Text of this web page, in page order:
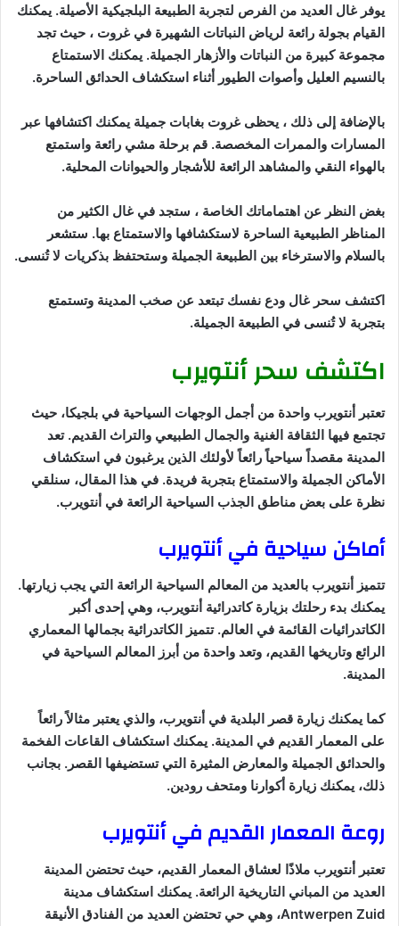
يوفر غال العديد من الفرص لتجربة الطبيعة البلجيكية الأصيلة. يمكنك
القيام بجولة رائعة لرياض النباتات الشهيرة في غروت ، حيث تجد
مجموعة كبيرة من النباتات والأزهار الجميلة. يمكنك الاستمتاع
بالنسيم العليل وأصوات الطيور أثناء استكشاف الحدائق الساحرة.
بالإضافة إلى ذلك ، يحظى غروت بغابات جميلة يمكنك اكتشافها عبر
المسارات والممرات المخصصة. قم برحلة مشي رائعة واستمتع
بالهواء النقي والمشاهد الرائعة للأشجار والحيوانات المحلية.
بغض النظر عن اهتماماتك الخاصة ، ستجد في غال الكثير من
المناظر الطبيعية الساحرة لاستكشافها والاستمتاع بها. ستشعر
بالسلام والاسترخاء بين الطبيعة الجميلة وستحتفظ بذكريات لا تُنسى.
اكتشف سحر غال ودع نفسك تبتعد عن صخب المدينة وتستمتع
بتجربة لا تُنسى في الطبيعة الجميلة.
اكتشف سحر أنتويرب
تعتبر أنتويرب واحدة من أجمل الوجهات السياحية في بلجيكا، حيث
تجتمع فيها الثقافة الغنية والجمال الطبيعي والتراث القديم. تعد
المدينة مقصداً سياحياً رائعاً لأولئك الذين يرغبون في استكشاف
الأماكن الجميلة والاستمتاع بتجربة فريدة. في هذا المقال، سنلقي
نظرة على بعض مناطق الجذب السياحية الرائعة في أنتويرب.
أماكن سياحية في أنتويرب
تتميز أنتويرب بالعديد من المعالم السياحية الرائعة التي يجب زيارتها.
يمكنك بدء رحلتك بزيارة كاتدرائية أنتويرب، وهي إحدى أكبر
الكاتدرائيات القائمة في العالم. تتميز الكاتدرائية بجمالها المعماري
الرائع وتاريخها القديم، وتعد واحدة من أبرز المعالم السياحية في
المدينة.
كما يمكنك زيارة قصر البلدية في أنتويرب، والذي يعتبر مثالاً رائعاً
على المعمار القديم في المدينة. يمكنك استكشاف القاعات الفخمة
والحدائق الجميلة والمعارض المثيرة التي تستضيفها القصر. بجانب
ذلك، يمكنك زيارة أكوارنا ومتحف رودين.
روعة المعمار القديم في أنتويرب
تعتبر أنتويرب ملاذًا لعشاق المعمار القديم، حيث تحتضن المدينة
العديد من المباني التاريخية الرائعة. يمكنك استكشاف مدينة
Antwerpen Zuid، وهي حي تحتضن العديد من الفنادق الأنيقة